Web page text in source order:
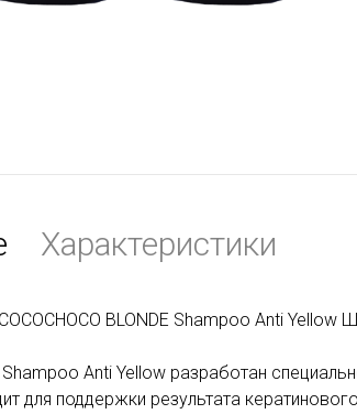
Характеристики
BLONDE Shampoo Anti
Anti Yellow разработан
для поддержки результата